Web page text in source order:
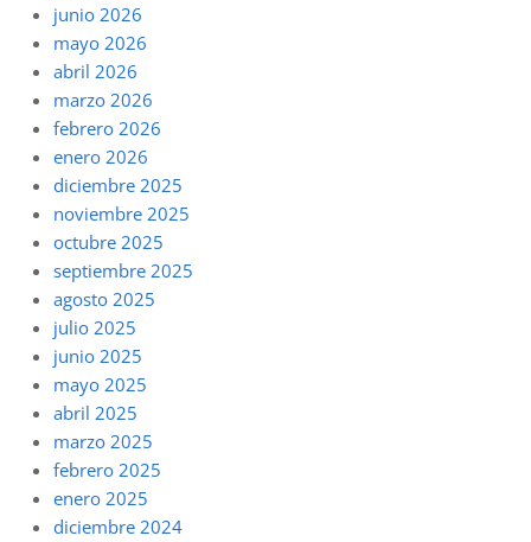
junio 2026
mayo 2026
abril 2026
marzo 2026
febrero 2026
enero 2026
diciembre 2025
noviembre 2025
octubre 2025
septiembre 2025
agosto 2025
julio 2025
junio 2025
mayo 2025
abril 2025
marzo 2025
febrero 2025
enero 2025
diciembre 2024